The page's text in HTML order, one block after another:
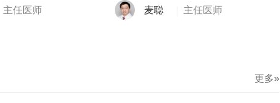
主任医师 麦聪 主任医师
更多»